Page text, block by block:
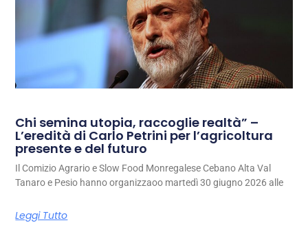
Chi semina utopia, raccoglie realtà” –
L’eredità di Carlo Petrini per l’agricoltura
presente e del futuro
Il Comizio Agrario e Slow Food Monregalese Cebano Alta Val
Tanaro e Pesio hanno organizzaoo martedì 30 giugno 2026 alle
Leggi Tutto